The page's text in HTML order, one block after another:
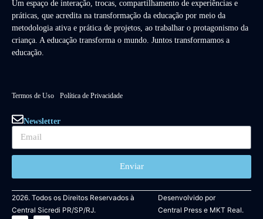
Um espaço de interação, trocas, compartilhamento de experiências e
práticas, que acredita na transformação da educação por meio da
metodologia ativa e prática de projetos, ao trabalhar o protagonismo da
criança. A educação transforma o mundo. Juntos transformamos a
educação.
Termos de Uso Política de Privacidade
Newsletter
Enviar
2026. Todos os Direitos Reservados à
Central Sicredi PR/SP/RJ.
Desenvolvido por
Central Presse MKT Real.